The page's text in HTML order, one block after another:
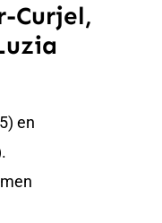
Curjel,
en